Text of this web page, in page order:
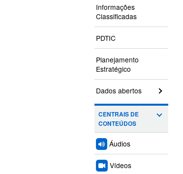
Informações
Classificadas
PDTIC
Planejamento
Estratégico
Dados abertos
CENTRAIS DE
CONTEÚDOS
Áudios
Vídeos